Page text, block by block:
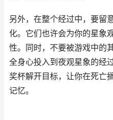
另外，在整个经过中，要留
化。它们也许会为你的星象
性。同时，不要被游戏中的
全身心投入到夜观星象的经
奖杯解开目标，让你在死亡
记忆。